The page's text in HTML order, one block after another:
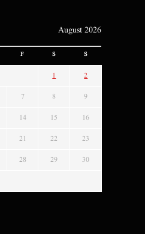
August 2026
F S S
1 2
7 8 9
14 15 16
21 22 23
28 29 30